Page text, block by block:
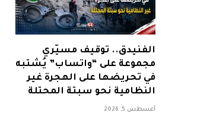
الفنيدق.. توقيف مسيّري
مجموعة على “واتساب” يُشتبه
في تحريضها على الهجرة غير
النظامية نحو سبتة المحتلة
أغسطس 5, 2026